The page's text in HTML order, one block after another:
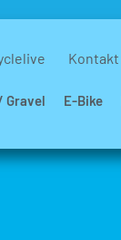
Kontakt
Gravel E-Bike